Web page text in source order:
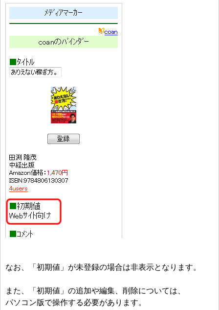
なお、「初期値」が未登録の場合は非表示となります。
また、「初期値」の追加や編集、削除については、
パソコン版で操作する必要があります。